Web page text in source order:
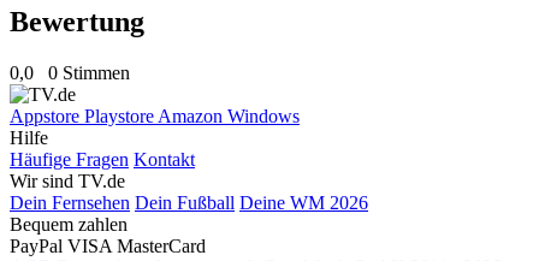
Bewertung
0,0 0 Stimmen
Appstore Playstore Amazon Windows
Hilfe
Häufige Fragen Kontakt
Wir sind TV.de
Dein Fernsehen Dein Fußball Deine WM 2026
Bequem zahlen
PayPal VISA MasterCard